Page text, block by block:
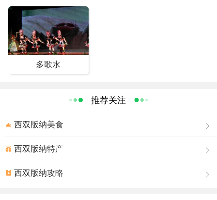
每逢泼水节、关门节、开门节等重要节日，傣家人都要到佛寺里赕佛。
版纳，佛寺遍布村寨，几乎是一村一寺或二村一寺，其建筑风格也各不相同。
如今，在西双版纳的傣族村寨中仍有500多座佛寺、200多座佛塔。而勐泐大佛
寺是所有佛寺中最大的，地位也是是至高无上的，是傣家人心目中的圣地。佛
寺住持由中国南传佛教首座大佛爷祜巴龙庄勐担任。
贵古建筑。恬庄古镇区还有一条遗存长度为280米、遗留阶石481块的古街，古
多歌水
推荐关注
西双版纳美食
西双版纳特产
西双版纳攻略